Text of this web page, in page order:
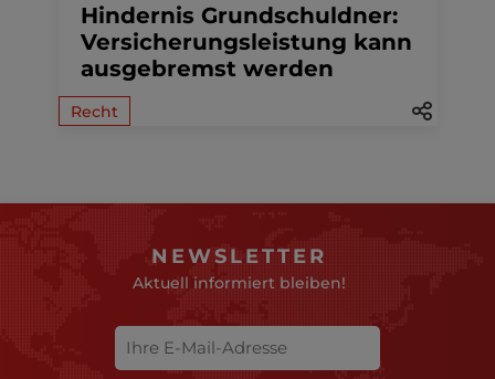
Hindernis Grundschuldner:
Versicherungsleistung kann
ausgebremst werden
Recht
NEWSLETTER
Aktuell informiert bleiben!